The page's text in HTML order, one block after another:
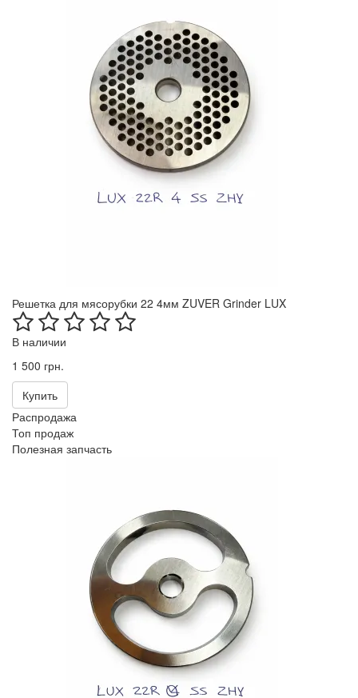
Решетка для мясорубки 22 4мм ZUVER Grinder LUX
В наличии
1 500 грн.
Купить
Распродажа
Топ продаж
Полезная запчасть